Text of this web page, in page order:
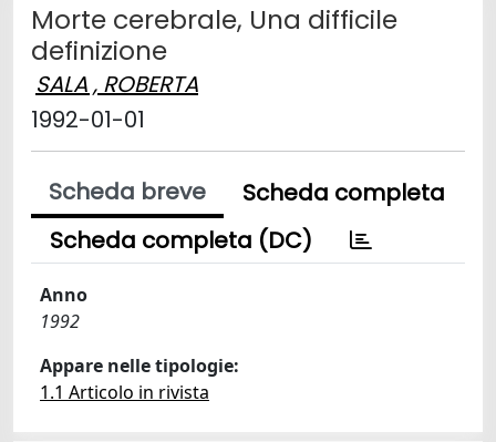
Morte cerebrale, Una difficile
definizione
SALA , ROBERTA
1992-01-01
Scheda breve
Scheda completa
Scheda completa (DC)
Anno
1992
Appare nelle tipologie:
1.1 Articolo in rivista